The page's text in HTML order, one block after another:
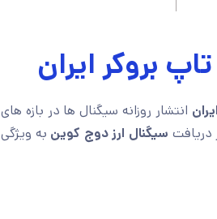
بروکر ایران
انتشار روزانه سیگنال ها در بازه های
دریافت سیگنال ارز دوج کوین به ویژگی